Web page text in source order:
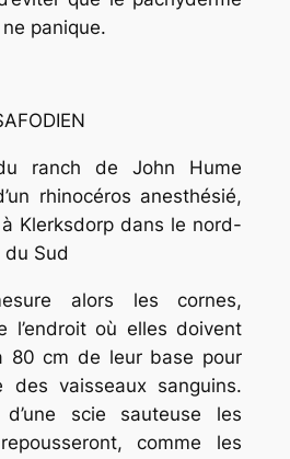
panique.
ranch de John Hume
rhinocéros anesthésié,
Klerksdorp dans le nord-
du Sud
alors les cornes,
l’endroit où elles doivent
80 cm de leur base pour
des vaisseaux sanguins.
scie sauteuse les
comme les